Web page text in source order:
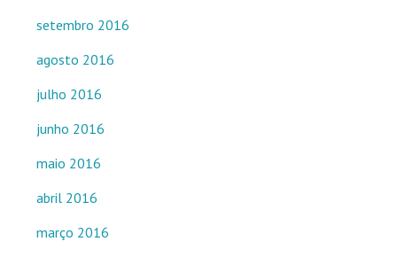
setembro 2016
agosto 2016
julho 2016
junho 2016
maio 2016
abril 2016
março 2016